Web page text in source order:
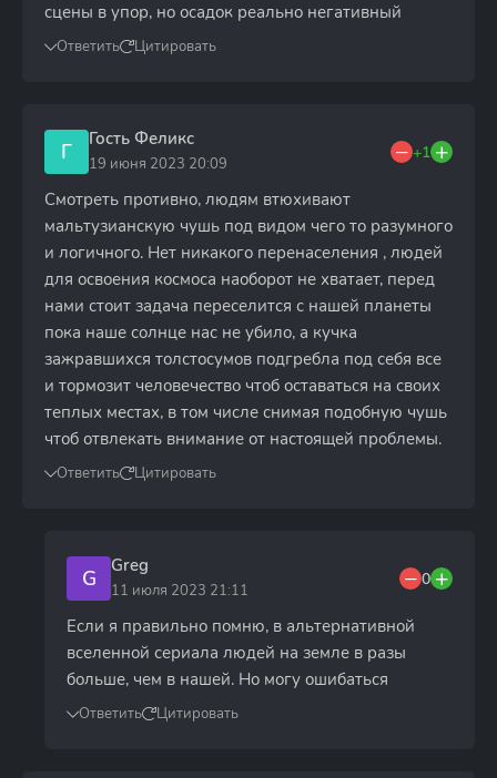
сцены в упор, но осадок реально негативный
Ответить Цитировать
Г Гость Феликс
19 июня 2023 20:09
+1
Смотреть противно, людям втюхивают
мальтузианскую чушь под видом чего то разумного
и логичного. Нет никакого перенаселения , людей
для освоения космоса наоборот не хватает, перед
нами стоит задача переселится с нашей планеты
пока наше солнце нас не убило, а кучка
зажравшихся толстосумов подгребла под себя все
и тормозит человечество чтоб оставаться на своих
теплых местах, в том числе снимая подобную чушь
чтоб отвлекать внимание от настоящей проблемы.
Ответить Цитировать
G Greg
11 июля 2023 21:11
0
Если я правильно помню, в альтернативной
вселенной сериала людей на земле в разы
больше, чем в нашей. Но могу ошибаться
Ответить Цитировать